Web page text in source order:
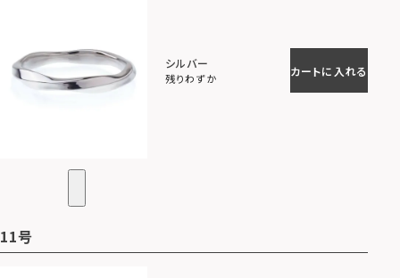
シルバー
残りわずか
カートに入れる
11号